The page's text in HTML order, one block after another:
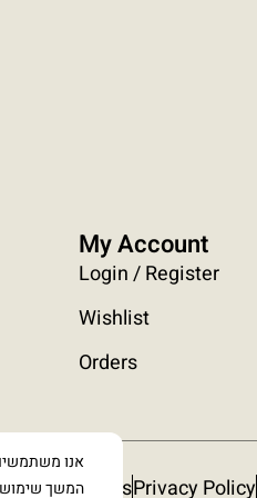
My Account
Login / Register
Wishlist
Orders
& ConditionsPrivacy Policy
אנו
המשך